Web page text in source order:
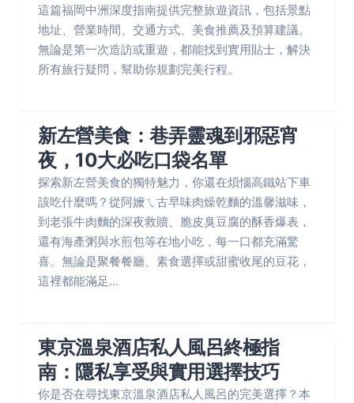
這篇福岡中洲深度指南提供完整旅遊資訊，包括景點
地址、營業時間、交通方式、美食推薦及預算建議。
無論是第一次造訪或重遊，都能找到實用貼士，解決
所有旅行疑問，幫助你規劃完美行程。
新左營美食：巷弄靈魂到邪惡宵
夜，10大必吃口袋名單
探索新左營美食的獨特魅力，你還在煩惱高鐵站下車
該吃什麼嗎？從阿嬤ㄟ古早味肉燥乾麵的溫馨滋味，
到老張牛肉麵的深夜救贖、脆皮臭豆腐的酥香爆表，
還有海產粥與水煎包等在地小吃，每一口都充滿驚
喜。無論是聚餐餐廳、素食選擇或甜蜜收尾的豆花，
這裡都能滿足...
東京溫泉酒店私人風呂終極指
南：隱私享受與實用選擇技巧
你是否在尋找東京溫泉酒店私人風呂的完美選擇？本